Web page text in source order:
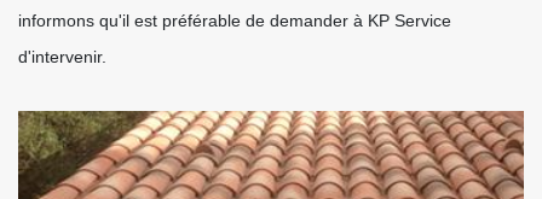
informons qu'il est préférable de demander à KP Service
d'intervenir.